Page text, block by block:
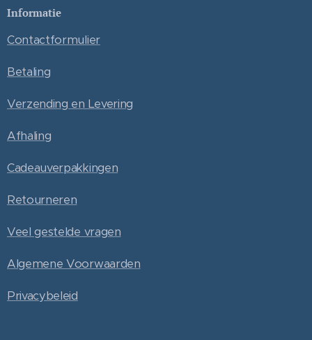
Informatie
Contactformulier
Betaling
Verzending en Levering
Afhaling
Cadeauverpakkingen
Retourneren
Veel gestelde vragen
Algemene Voorwaarden
Privacybeleid